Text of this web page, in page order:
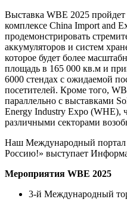
Выставка WBE 2025
комплексе China Import and
продемонстрировать
аккумуляторов и систем
которое будет более
площадь в 165 000 кв.м и
6000 стендах с ожидаемой
посетителей. Кроме того,
параллельно с выставками
Energy Industry Expo (WHE),
различными секторами
Наш Международный
Россию!» выступает
Мероприятия WBE 2025
3-й Международный